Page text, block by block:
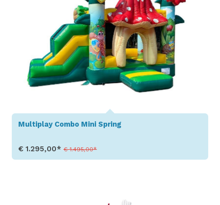
Multiplay Combo Mini Spring
€ 1.295,00*€ 1.495,00*